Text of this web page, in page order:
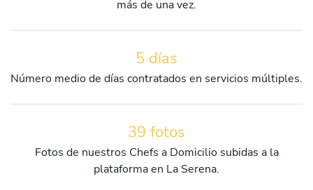
más de una vez.
5 días
Número medio de días contratados en servicios múltiples.
39 fotos
Fotos de nuestros Chefs a Domicilio subidas a la
plataforma en La Serena.